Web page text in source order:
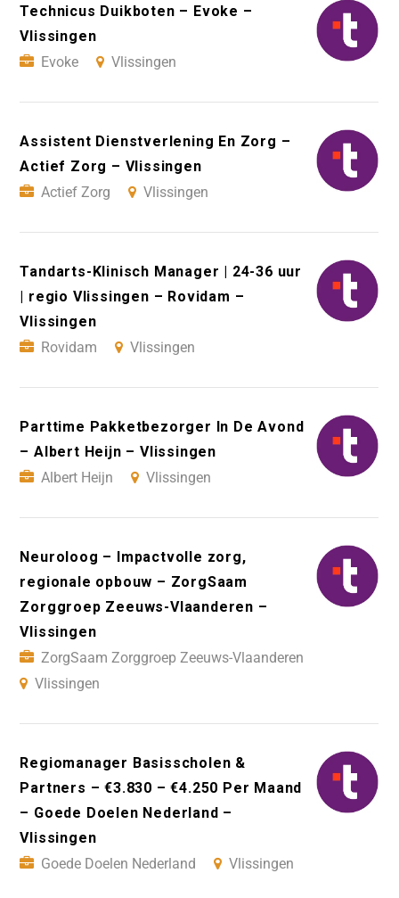
Technicus Duikboten – Evoke –
Vlissingen
Evoke
Vlissingen
Assistent Dienstverlening En Zorg –
Actief Zorg – Vlissingen
Actief Zorg
Vlissingen
Tandarts-Klinisch Manager | 24-36 uur
| regio Vlissingen – Rovidam –
Vlissingen
Rovidam
Vlissingen
Parttime Pakketbezorger In De Avond
– Albert Heijn – Vlissingen
Albert Heijn
Vlissingen
Neuroloog – Impactvolle zorg,
regionale opbouw – ZorgSaam
Zorggroep Zeeuws-Vlaanderen –
Vlissingen
ZorgSaam Zorggroep Zeeuws-Vlaanderen
Vlissingen
Regiomanager Basisscholen &
Partners – €3.830 – €4.250 Per Maand
– Goede Doelen Nederland –
Vlissingen
Goede Doelen Nederland
Vlissingen